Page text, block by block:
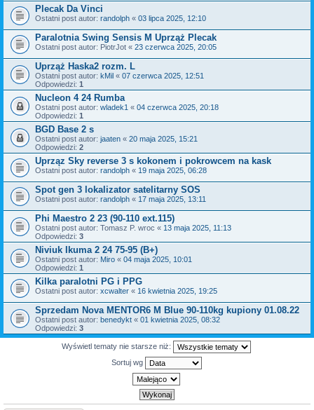
Plecak Da Vinci
Ostatni post autor: randolph « 03 lipca 2025, 12:10
Paralotnia Swing Sensis M Uprząż Plecak
Ostatni post autor: PiotrJot « 23 czerwca 2025, 20:05
Uprząż Haska2 rozm. L
Ostatni post autor: kMil « 07 czerwca 2025, 12:51
Odpowiedzi: 1
Nucleon 4 24 Rumba
Ostatni post autor: wladek1 « 04 czerwca 2025, 20:18
Odpowiedzi: 1
BGD Base 2 s
Ostatni post autor: jaaten « 20 maja 2025, 15:21
Odpowiedzi: 2
Uprząz Sky reverse 3 s kokonem i pokrowcem na kask
Ostatni post autor: randolph « 19 maja 2025, 06:28
Spot gen 3 lokalizator satelitarny SOS
Ostatni post autor: randolph « 17 maja 2025, 13:11
Phi Maestro 2 23 (90-110 ext.115)
Ostatni post autor: Tomasz P. wroc « 13 maja 2025, 11:13
Odpowiedzi: 3
Niviuk Ikuma 2 24 75-95 (B+)
Ostatni post autor: Miro « 04 maja 2025, 10:01
Odpowiedzi: 1
Kilka paralotni PG i PPG
Ostatni post autor: xcwalter « 16 kwietnia 2025, 19:25
Sprzedam Nova MENTOR6 M Blue 90-110kg kupiony 01.08.22
Ostatni post autor: benedykt « 01 kwietnia 2025, 08:32
Odpowiedzi: 3
Wyświetl tematy nie starsze niż:
Sortuj wg